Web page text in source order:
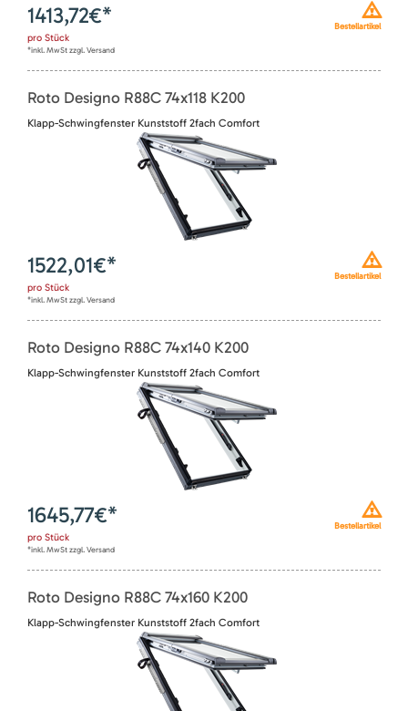
Bestellartikel
1413,72€*
pro Stück
*inkl. MwSt zzgl. Versand
Roto Designo R88C 74x118 K200
Klapp-Schwingfenster Kunststoff 2fach Comfort
Bestellartikel
1522,01€*
pro Stück
*inkl. MwSt zzgl. Versand
Roto Designo R88C 74x140 K200
Klapp-Schwingfenster Kunststoff 2fach Comfort
Bestellartikel
1645,77€*
pro Stück
*inkl. MwSt zzgl. Versand
Roto Designo R88C 74x160 K200
Klapp-Schwingfenster Kunststoff 2fach Comfort